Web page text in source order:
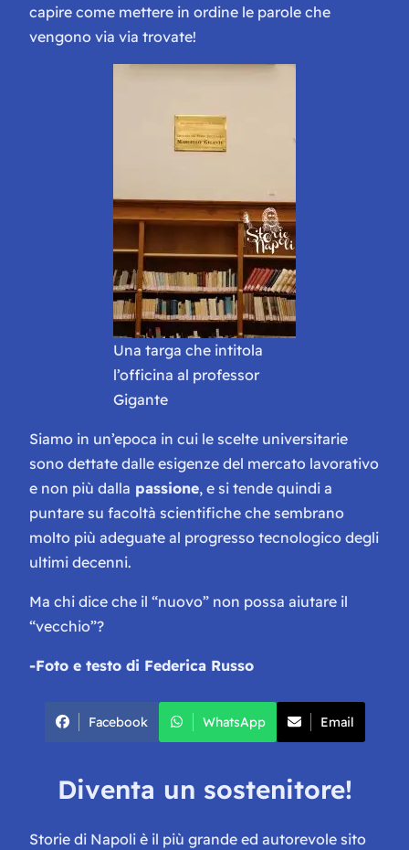
capire come mettere in ordine le parole che
vengono via via trovate!
Una targa che intitola
l’officina al professor
Gigante
Siamo in un’epoca in cui le scelte universitarie
sono dettate dalle esigenze del mercato lavorativo
e non più dalla passione, e si tende quindi a
puntare su facoltà scientifiche che sembrano
molto più adeguate al progresso tecnologico degli
ultimi decenni.
Ma chi dice che il “nuovo” non possa aiutare il
“vecchio”?
-Foto e testo di Federica Russo
Facebook WhatsApp Email
Diventa un sostenitore!
Storie di Napoli è il più grande ed autorevole sito